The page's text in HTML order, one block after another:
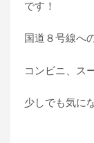
です！
国道８号線へ
コンビニ、ス
少しでも気に